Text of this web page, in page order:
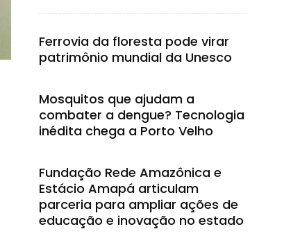
Ferrovia da floresta pode virar
patrimônio mundial da Unesco
Mosquitos que ajudam a
combater a dengue? Tecnologia
inédita chega a Porto Velho
Fundação Rede Amazônica e
Estácio Amapá articulam
parceria para ampliar ações de
educação e inovação no estado